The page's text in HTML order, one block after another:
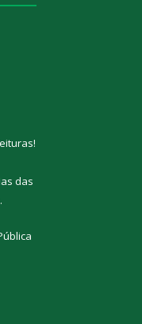
!
das